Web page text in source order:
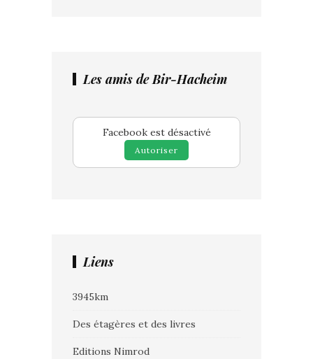
Les amis de Bir-Hacheim
Facebook est désactivé
Autoriser
Liens
3945km
Des étagères et des livres
Editions Nimrod